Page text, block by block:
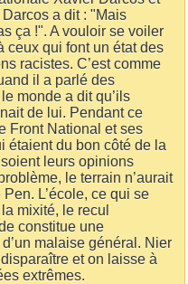
a dit : "Mais
ça !". A vouloir se voiler
ceux qui font un état des
racistes. C’est comme
il a parlé des
monde a dit qu’ils
de lui. Pendant ce
Front National et ses
étaient du bon côté de la
leurs opinions
le terrain n’aurait
L’école, ce qui se
mixité, le recul
constitue une
malaise général. Nier
et on laisse à
extrêmes.